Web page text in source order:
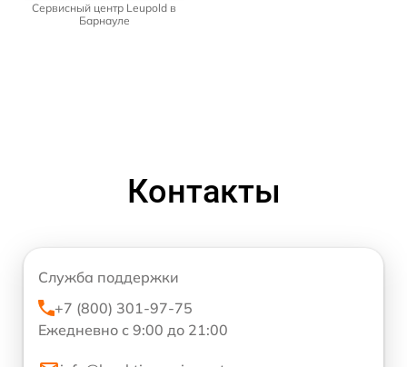
Сервисный центр Leupold в
Барнауле
Контакты
Служба поддержки
+7 (800) 301-97-75
Ежедневно с 9:00 до 21:00